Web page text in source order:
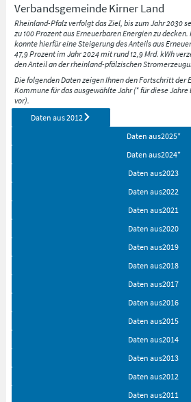
Verbandsgemeinde Kirner Land
Rheinland-Pfalz verfolgt das Ziel, bis zum Jahr 2030
zu 100 Prozent aus Erneuerbaren Energien zu
konnte hierfür eine Steigerung des Anteils aus
47,9 Prozent im Jahr 2024 mit rund 12,9 Mrd. kWh
den Anteil an der rheinland-pfälzischen
Die folgenden Daten zeigen Ihnen den Fortschritt der
Kommune für das ausgewählte Jahr (* für diese
vor).
Daten aus2012
Daten aus2025*
Daten aus2024*
Daten aus2023
Daten aus2022
Daten aus2021
Daten aus2020
Daten aus2019
Daten aus2018
Daten aus2017
Daten aus2016
Daten aus2015
Daten aus2014
Daten aus2013
Daten aus2012
Daten aus2011